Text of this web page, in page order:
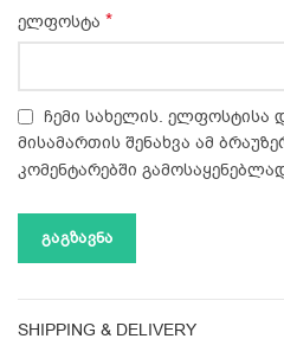
ელფოსტა *
ჩემი სახელის. ელფოსტისა
მისამართის შენახვა ამ
კომენტარებში
SHIPPING & DELIVERY